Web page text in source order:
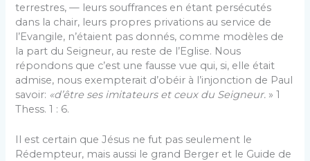
terrestres, — leurs souffrances en étant persécutés
dans la chair, leurs propres privations au service de
l’Evangile, n’étaient pas donnés, comme modèles de
la part du Seigneur, au reste de l’Eglise. Nous
répondons que c’est une fausse vue qui, si, elle était
admise, nous exempterait d’obéir à l’injonction de Paul
savoir: «d’être ses imitateurs et ceux du Seigneur. » 1
Thess. 1 : 6.
Il est certain que Jésus ne fut pas seulement le
Rédempteur, mais aussi le grand Berger et le Guide de